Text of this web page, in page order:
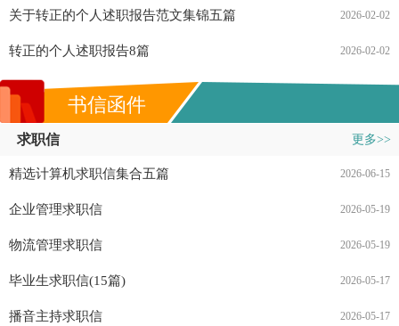
关于转正的个人述职报告范文集锦五篇 2026-02-02
转正的个人述职报告8篇 2026-02-02
书信函件
求职信 更多>>
精选计算机求职信集合五篇 2026-06-15
企业管理求职信 2026-05-19
物流管理求职信 2026-05-19
毕业生求职信(15篇) 2026-05-17
播音主持求职信 2026-05-17